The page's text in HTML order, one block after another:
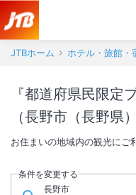
JTBホーム ホテル・旅館・
『都道府県民限定
（長野市（長野県）
お住まいの地域内の観光にご
条件を変更する
長野市